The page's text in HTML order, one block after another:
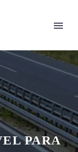
PARA